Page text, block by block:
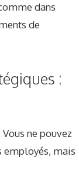
dans
de
:
ne pouvez
employés, mais